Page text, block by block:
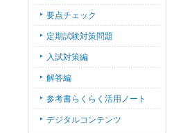
要点チェック
定期試験対策問題
入試対策編
解答編
参考書らくらく活用ノート
デジタルコンテンツ